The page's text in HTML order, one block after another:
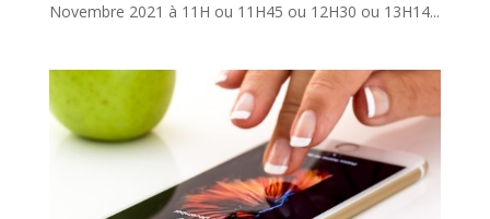
Novembre 2021 à 11H ou 11H45 ou 12H30 ou 13H14...